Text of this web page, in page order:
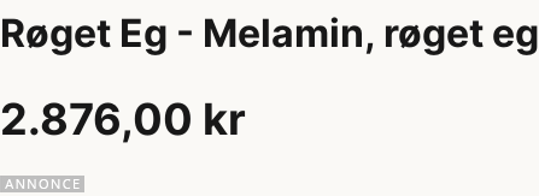
Røget Eg - Melamin, røget eg
2.876,00 kr